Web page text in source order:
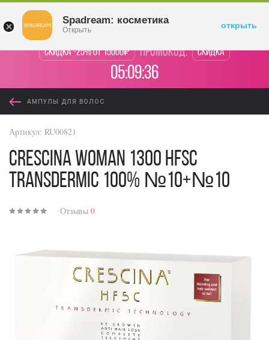
Скидка -25% от 15000₽ промокод: Скидка
05:09:36
АМПУЛЫ ДЛЯ ВОЛОС
Артикул: RU00821
Crescina Woman 1300 HFSC
Transdermic 100% №10+№10
Отзывы 0
Spadream: косметика
Открыть открыть